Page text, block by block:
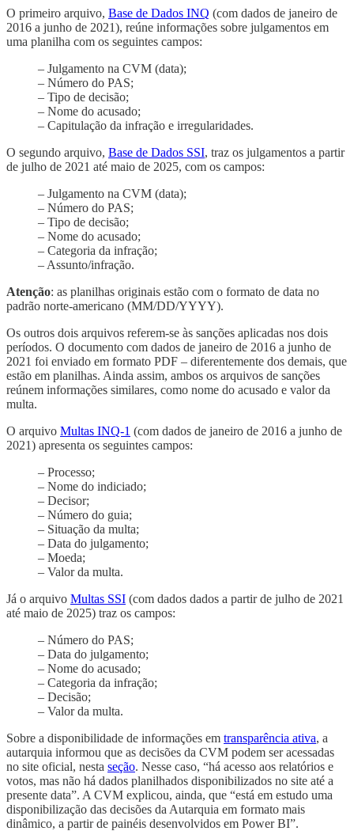
O primeiro arquivo, Base de Dados INQ (com dados de janeiro de
2016 a junho de 2021), reúne informações sobre julgamentos em
uma planilha com os seguintes campos:
– Julgamento na CVM (data);
– Número do PAS;
– Tipo de decisão;
– Nome do acusado;
– Capitulação da infração e irregularidades.
O segundo arquivo, Base de Dados SSI, traz os julgamentos a partir
de julho de 2021 até maio de 2025, com os campos:
– Julgamento na CVM (data);
– Número do PAS;
– Tipo de decisão;
– Nome do acusado;
– Categoria da infração;
– Assunto/infração.
Atenção: as planilhas originais estão com o formato de data no
padrão norte-americano (MM/DD/YYYY).
Os outros dois arquivos referem-se às sanções aplicadas nos dois
períodos. O documento com dados de janeiro de 2016 a junho de
2021 foi enviado em formato PDF – diferentemente dos demais, que
estão em planilhas. Ainda assim, ambos os arquivos de sanções
reúnem informações similares, como nome do acusado e valor da
multa.
O arquivo Multas INQ-1 (com dados de janeiro de 2016 a junho de
2021) apresenta os seguintes campos:
– Processo;
– Nome do indiciado;
– Decisor;
– Número do guia;
– Situação da multa;
– Data do julgamento;
– Moeda;
– Valor da multa.
Já o arquivo Multas SSI (com dados dados a partir de julho de 2021
até maio de 2025) traz os campos:
– Número do PAS;
– Data do julgamento;
– Nome do acusado;
– Categoria da infração;
– Decisão;
– Valor da multa.
Sobre a disponibilidade de informações em transparência ativa, a
autarquia informou que as decisões da CVM podem ser acessadas
no site oficial, nesta seção. Nesse caso, “há acesso aos relatórios e
votos, mas não há dados planilhados disponibilizados no site até a
presente data”. A CVM explicou, ainda, que “está em estudo uma
disponibilização das decisões da Autarquia em formato mais
dinâmico, a partir de painéis desenvolvidos em Power BI”.